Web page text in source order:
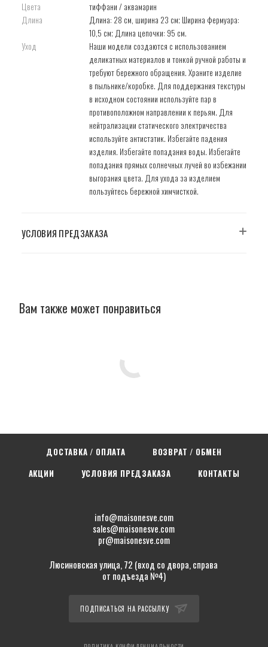
Цвета
тиффани / аквамарин
Длина
Длина: 28 см, ширина 23 см; Ширина фермуара:
10,5 см; Длина цепочки: 95 см.
Уход
Наши модели создаются с использованием
деликатных материалов и тонкой ручной работы и
требуют бережного обращения. Храните изделие
в пыльнике/коробке. Для поддержания текстуры
в исходном состоянии используйте пар в
противоположном направлении к перьям. Для
нейтрализации статического электричества
используйте антистатик. Избегайте падения
изделия. Избегайте попадания воды. Избегайте
попадания прямых солнечных лучей во избежании
выгорания цвета. Для ухода за изделием
пользуйтесь бережной химчисткой.
УСЛОВИЯ ПРЕДЗАКАЗА
Вам также может понравиться
ДОСТАВКА / ОПЛАТА
ВОЗВРАТ / ОБМЕН
АКЦИИ
УСЛОВИЯ ПРЕДЗАКАЗА КОНТАКТЫ
info@maisonesve.com
sales@maisonesve.com
pr@maisonesve.com
Люсиновская улица, 72 (вход со двора, справа
от подъезда №4)
ПОДПИСАТЬСЯ НА РАССЫЛКУ